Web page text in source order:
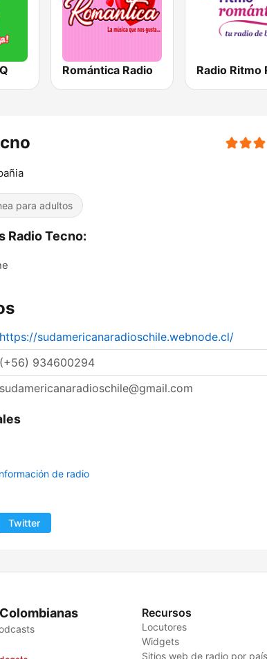
Romántica Radio
para adultos
Radio Tecno:
https://sudamericanaradioschile.webnode.cl/
(+56) 934600294
sudamericanaradioschile@gmail.com
de radio
Twitter
Recursos
Locutores
Widgets
Sitios web de radio por país